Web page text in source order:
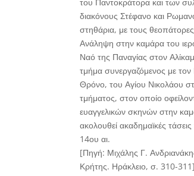
του Παντοκράτορα και των
διακόνους Στέφανο και
στηθάρια, με τους
Ανάληψη στην καμάρα του
Ναό της Παναγίας στον
τμήμα συνεργαζόμενος με
Θρόνο, του Αγίου Νικολάου
τμήματος, στον οποίο
ευαγγελικών σκηνών στην
ακολουθεί ακαδημαϊκές
14ου αι.
[Πηγή: Μιχάλης Γ.
Κρήτης. Ηράκλειο, σ. 310-